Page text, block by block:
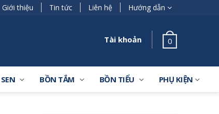
Giới thiệu Tin tức Liên hệ Hướng dẫn
Tài khoản 0
BỒN TẮM BỒN TIỂU PHỤ KIỆN